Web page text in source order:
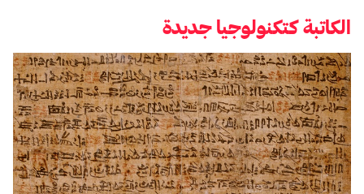
الكاتبة كتكنولوجيا جديدة